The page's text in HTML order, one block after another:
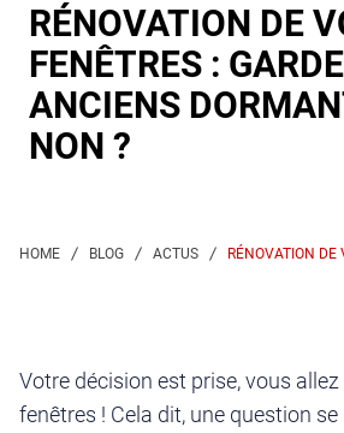
RÉNOVATION DE
FENÊTRES :
ANCIENS
NON ?
RÉNOVATION DE
Votre décision est prise, vous
fenêtres ! Cela dit, une question se